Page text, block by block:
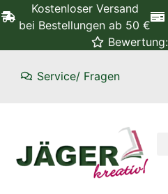
Kostenloser Versand
bei Bestellungen ab 50 €
Bewertung:
Service/ Fragen